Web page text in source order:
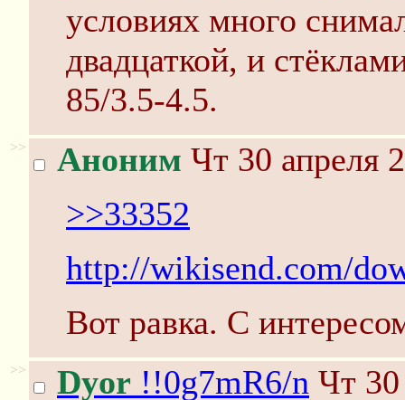
условиях много
двадцаткой, и
85/3.5-4.5.
>> Аноним Чт 30 апреля
>>33352
http://wikisend.com/
Вот равка. С
>> Dyor !!0g7mR6/n Чт